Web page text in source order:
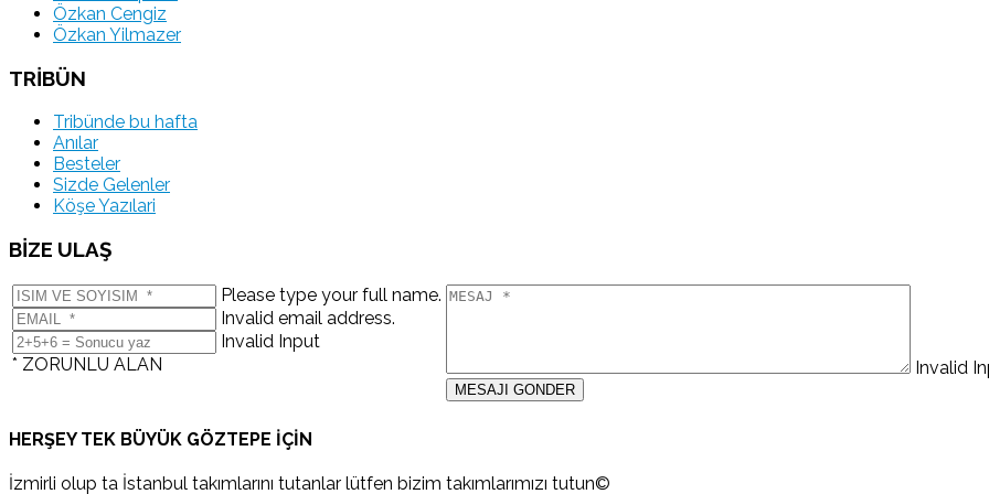
Özkan Cengiz
Özkan Yilmazer
TRİBÜN
Tribünde bu hafta
Anılar
Besteler
Sizde Gelenler
Köşe Yazılari
BİZE ULAŞ
Please type your full name.
Invalid email address.
Invalid Input
* ZORUNLU ALAN
Invalid
HERŞEY TEK BÜYÜK GÖZTEPE İÇİN
İzmirli olup ta İstanbul takımlarını tutanlar lütfen bizim takımlarımızı tutun©